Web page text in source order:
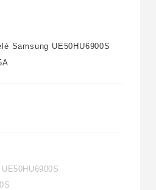
Samsung UE50HU6900S
UE50HU6900S